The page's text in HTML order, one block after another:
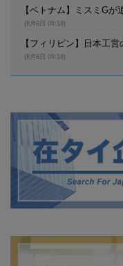
【ベトナム】ミスミG
(8月6日 09:18)
【フィリピン】日本工
(8月6日 09:18)